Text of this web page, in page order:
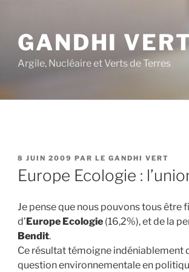
GANDHI
Argile, Nucléaire et Verts de Terres
PUBLIÉ
LE
8 JUIN 2009 PAR LE GANDHI VERT
Europe Ecologie :
Je pense que nous pouvons tous être
d’Europe Ecologie (16,2%), et de la
Bendit.
Ce résultat témoigne indéniablement
question environnementale en